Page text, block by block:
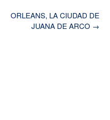
ORLEANS, LA CIUDAD DE
JUANA DE ARCO →